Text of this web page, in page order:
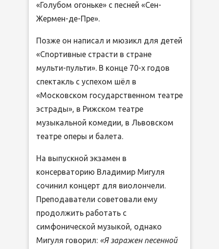
«Голубом огоньке» с песней «Сен-
Жермен-де-Пре».
Позже он написал и мюзикл для детей
«Спортивные страсти в стране
мульти-пульти». В конце 70-х годов
спектакль с успехом шёл в
«Московском государственном театре
эстрады», в Рижском театре
музыкальной комедии, в Львовском
театре оперы и балета.
На выпускной экзамен в
консерваторию Владимир Мигуля
сочинил концерт для виолончели.
Преподаватели советовали ему
продолжить работать с
симфонической музыкой, однако
Мигуля говорил: «Я заражен песенной